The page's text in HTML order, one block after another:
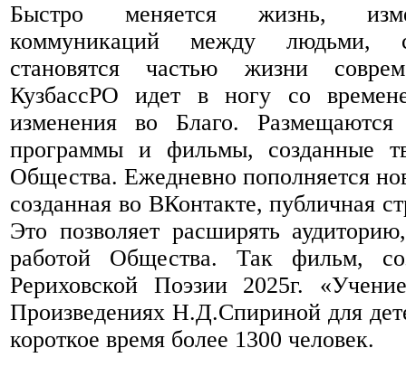
Быстро меняется жизнь,
коммуникаций между людьми,
становятся частью жизни
КузбассРО идет в ногу со
изменения во Благо.
программы и фильмы, созданные
Общества. Ежедневно пополняется
созданная во ВКонтакте, публичная
Это позволяет расширять
работой Общества. Так фильм,
Рериховской Поэзии 2025г.
Произведениях Н.Д.Спириной для
короткое время более 1300 человек.